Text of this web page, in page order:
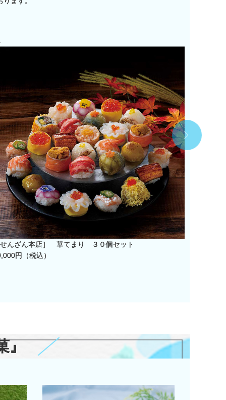
んざん本店］ 華てまり ３０個セット
円（税込）
』